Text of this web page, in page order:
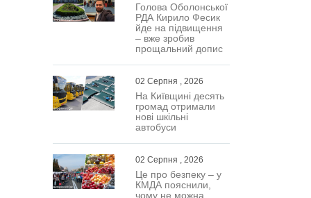
Голова Оболонської
РДА Кирило Фесик
йде на підвищення
– вже зробив
прощальний допис
02 Серпня , 2026
На Київщині десять
громад отримали
нові шкільні
автобуси
02 Серпня , 2026
Це про безпеку – у
КМДА пояснили,
чому не можна